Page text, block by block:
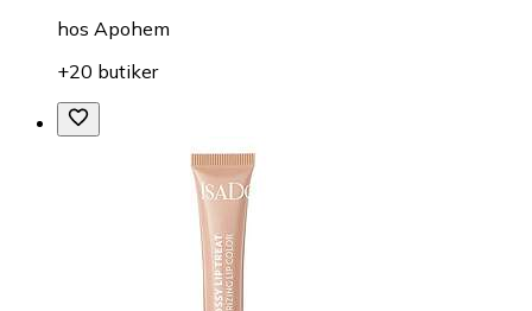
hos Apohem
+20 butiker